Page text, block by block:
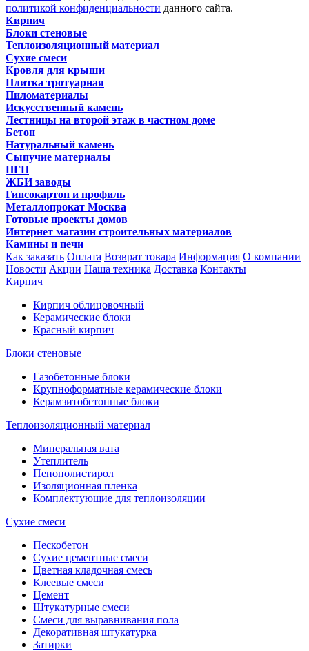
политикой конфиденциальности данного сайта.
Кирпич
Блоки стеновые
Теплоизоляционный материал
Сухие смеси
Кровля для крыши
Плитка тротуарная
Пиломатериалы
Искусственный камень
Лестницы на второй этаж в частном доме
Бетон
Натуральный камень
Сыпучие материалы
ПГП
ЖБИ заводы
Гипсокартон и профиль
Металлопрокат Москва
Готовые проекты домов
Интернет магазин строительных материалов
Камины и печи
Как заказать Оплата Возврат товара Информация О компании
Новости Акции Наша техника Доставка Контакты
Кирпич
Кирпич облицовочный
Керамические блоки
Красный кирпич
Блоки стеновые
Газобетонные блоки
Крупноформатные керамические блоки
Керамзитобетонные блоки
Теплоизоляционный материал
Минеральная вата
Утеплитель
Пенополистирол
Изоляционная пленка
Комплектующие для теплоизоляции
Сухие смеси
Пескобетон
Сухие цементные смеси
Цветная кладочная смесь
Клеевые смеси
Цемент
Штукатурные смеси
Смеси для выравнивания пола
Декоративная штукатурка
Затирки